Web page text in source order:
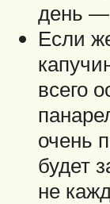
день —
Если
всего
очень
будет
не